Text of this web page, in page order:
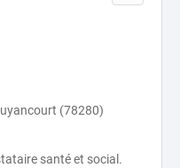
(78280)
santé et social.